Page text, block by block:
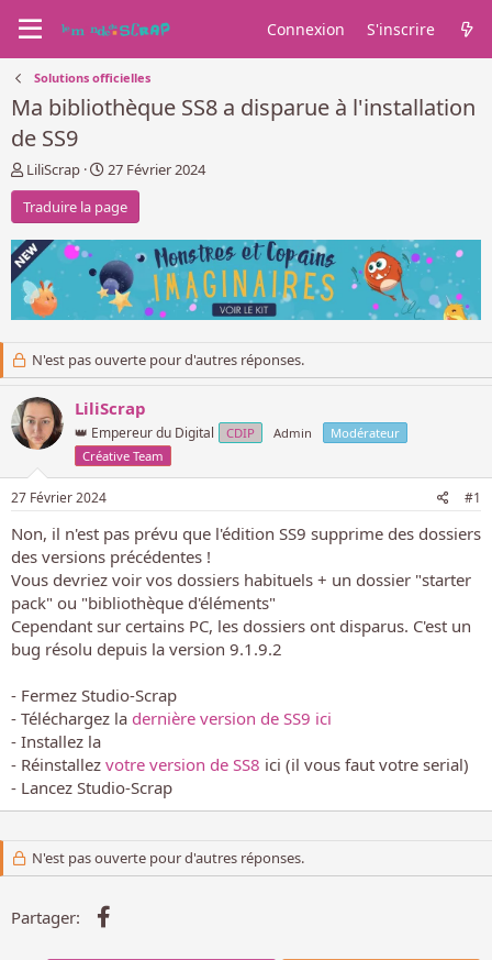
Connexion S'inscrire
Solutions officielles
Ma bibliothèque SS8 a disparue à l'installation
de SS9
A
u
t
e
u
r
d
e
l
d
s
c
u
s
n
LiliScrap
D
a
t
e
e
d
é
b
t
27 Février 2024
Traduire la page
N'est pas ouverte pour d'autres réponses.
LiliScrap
👑 Empereur du Digital CDIP Admin
Modérateur
Créative Team
27 Février 2024 #1
Non, il n'est pas prévu que l'édition SS9 supprime des dossiers
des versions précédentes !
Vous devriez voir vos dossiers habituels + un dossier "starter
pack" ou "bibliothèque d'éléments"
Cependant sur certains PC, les dossiers ont disparus. C'est un
bug résolu depuis la version 9.1.9.2
- Fermez Studio-Scrap
- Téléchargez la dernière version de SS9 ici
- Installez la
- Réinstallez votre version de SS8 ici (il vous faut votre serial)
- Lancez Studio-Scrap
N'est pas ouverte pour d'autres réponses.
Partager: